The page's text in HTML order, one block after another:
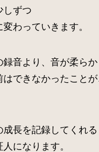
しずつ
わっていきます。
録音より、音が柔らか
はできなかったことが
成長を記録してくれる
になります。